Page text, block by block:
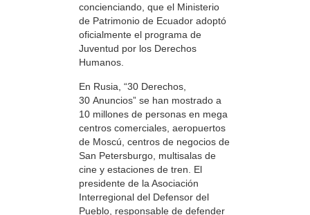
concienciando, que el Ministerio
de Patrimonio de Ecuador adoptó
oficialmente el programa de
Juventud por los Derechos
Humanos.
En Rusia, “30 Derechos,
30 Anuncios” se han mostrado a
10 millones de personas en mega
centros comerciales, aeropuertos
de Moscú, centros de negocios de
San Petersburgo, multisalas de
cine y estaciones de tren. El
presidente de la Asociación
Interregional del Defensor del
Pueblo, responsable de defender